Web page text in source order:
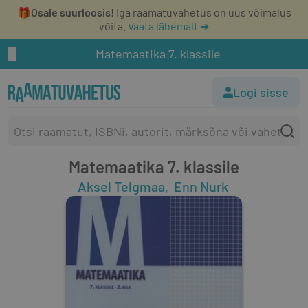
🎁Osale suurloosis! Iga raamatuvahetus on uus võimalus
võita. Vaata lähemalt ➔
Matemaatika 7. klassile
Logi sisse
Matemaatika 7. klassile
Aksel Telgmaa Enn Nurk